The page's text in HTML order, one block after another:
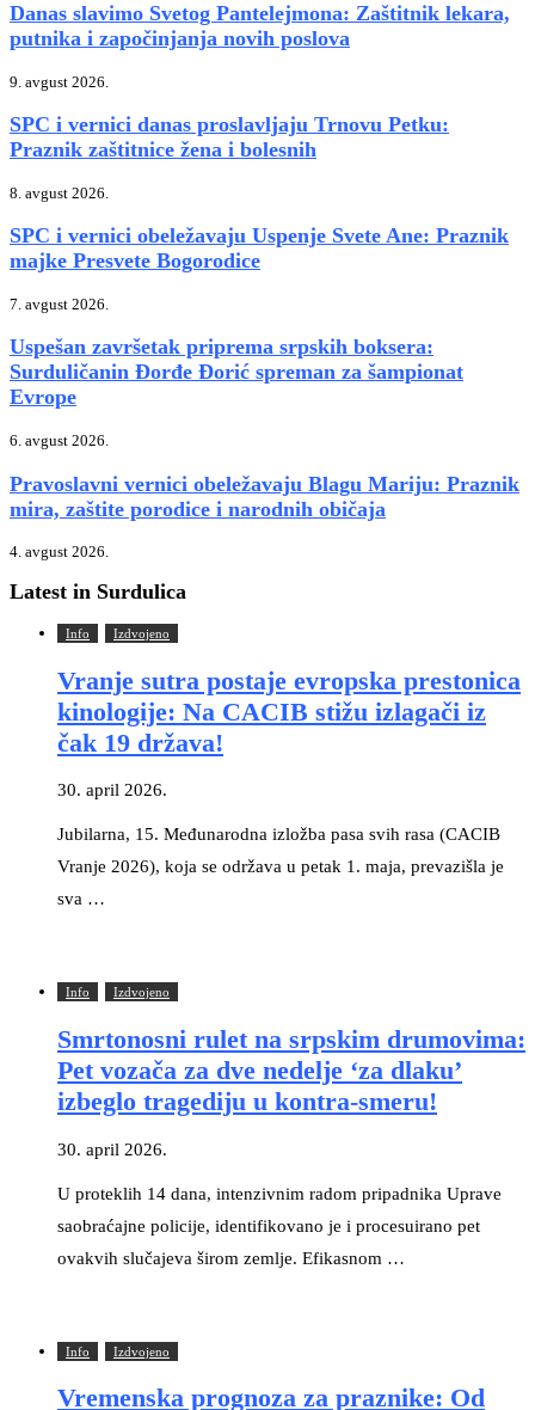
Danas slavimo Svetog Pantelejmona: Zaštitnik lekara,
putnika i započinjanja novih poslova
9. avgust 2026.
SPC i vernici danas proslavljaju Trnovu Petku:
Praznik zaštitnice žena i bolesnih
8. avgust 2026.
SPC i vernici obeležavaju Uspenje Svete Ane: Praznik
majke Presvete Bogorodice
7. avgust 2026.
Uspešan završetak priprema srpskih boksera:
Surduličanin Đorđe Đorić spreman za šampionat
Evrope
6. avgust 2026.
Pravoslavni vernici obeležavaju Blagu Mariju: Praznik
mira, zaštite porodice i narodnih običaja
4. avgust 2026.
Latest in Surdulica
Info Izdvojeno
Vranje sutra postaje evropska prestonica
kinologije: Na CACIB stižu izlagači iz
čak 19 država!
30. april 2026.
Jubilarna, 15. Međunarodna izložba pasa svih rasa (CACIB
Vranje 2026), koja se održava u petak 1. maja, prevazišla je
sva …
Info Izdvojeno
Smrtonosni rulet na srpskim drumovima:
Pet vozača za dve nedelje ‘za dlaku’
izbeglo tragediju u kontra-smeru!
30. april 2026.
U proteklih 14 dana, intenzivnim radom pripadnika Uprave
saobraćajne policije, identifikovano je i procesuirano pet
ovakvih slučajeva širom zemlje. Efikasnom …
Info Izdvojeno
Vremenska prognoza za praznike: Od